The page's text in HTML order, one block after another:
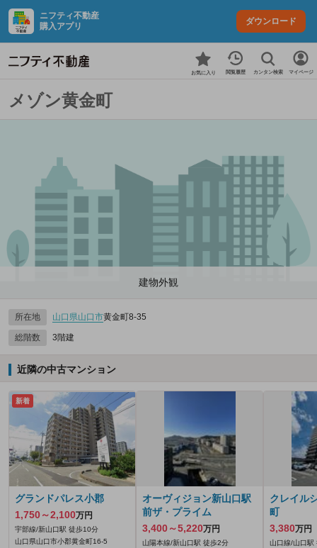
ニフティ不動産
購入アプリ
ダウンロード
お気に入り 閲覧履歴 カンタン検索 マイページ
メゾン黄金町
建物外観
所在地 山口県山口市黄金町8-35
総階数 3階建
近隣の中古マンション
新着
グランドパレス小郡
1,750～2,100万円
宇部線/新山口駅 徒歩10分
山口県山口市小郡黄金町16-5
オーヴィジョン新山口駅
前ザ・プライム
3,400～5,220万円
山陽本線/新山口駅 徒歩2分
クレイル
町
3,380万円
山口線/山口駅